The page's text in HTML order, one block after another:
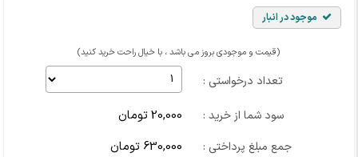
موجود در انبار
(قیمت و موجودی بروز می باشد ، با خیال راحت خرید کنید)
تعداد درخواستی :
سود شما از خرید : 20,000 تومان
جمع مبلغ پرداختی : 630,000 تومان